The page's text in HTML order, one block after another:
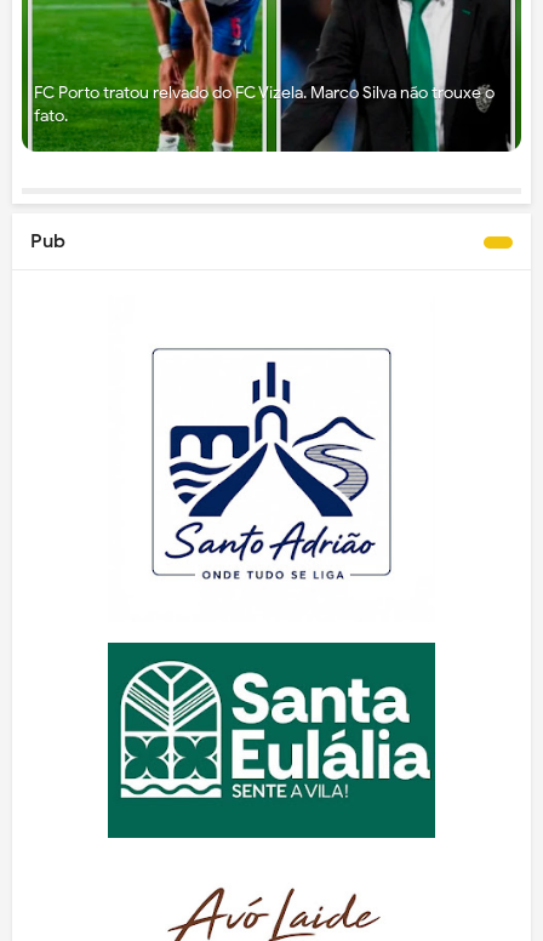
FC Porto tratou relvado do FC Vizela. Marco Silva não trouxe o
fato.
Pub